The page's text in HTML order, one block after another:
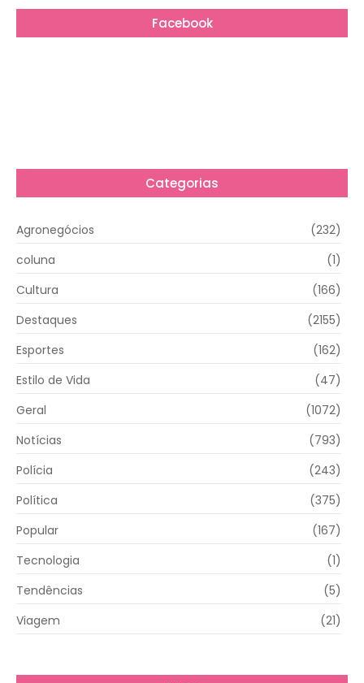
Facebook
Categorias
Agronegócios
(232)
coluna
(1)
Cultura
(166)
Destaques
(2155)
Esportes
(162)
Estilo de Vida
(47)
Geral
(1072)
Notícias
(793)
Polícia
(243)
Política
(375)
Popular
(167)
Tecnologia
(1)
Tendências
(5)
Viagem
(21)